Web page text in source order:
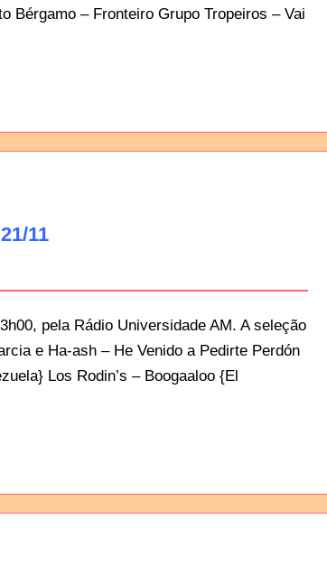
Bérgamo – Fronteiro Grupo Tropeiros – Vai
11
pela Rádio Universidade AM. A seleção
e Ha-ash – He Venido a Pedirte Perdón
Los Rodin’s – Boogaaloo {El